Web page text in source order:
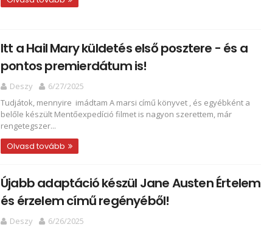
Itt a Hail Mary küldetés első posztere - és a
pontos premierdátum is!
Deszy
6/27/2025
Tudjátok, mennyire imádtam A marsi című könyvet , és egyébként a
belőle készült Mentőexpedíció filmet is nagyon szerettem, már
rengetegszer...
Olvasd tovább
Újabb adaptáció készül Jane Austen Értelem
és érzelem című regényéből!
Deszy
6/26/2025